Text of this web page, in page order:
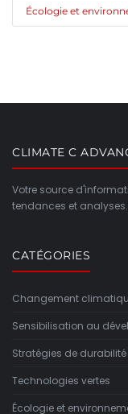
Écologie et
CLIMATE C
Votre source
tendances et analyses.
CATÉGORIES
Changement
Sensibilisation au
Stratégies de durabilité
Technologies vertes
Écologie et